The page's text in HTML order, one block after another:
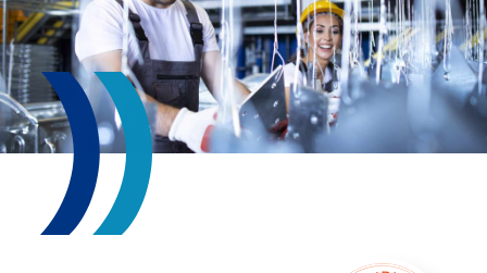
Commerce, marketing, finance
Electronique, informatique, télécomunication
Energie, électricité
Industrie, matières premières
Santé, social, sécurité
Sciences humaines, langues, pédagogie, information
communication
Sport, hôtellerie, restauration, tourisme
Vie et gestion des organisations